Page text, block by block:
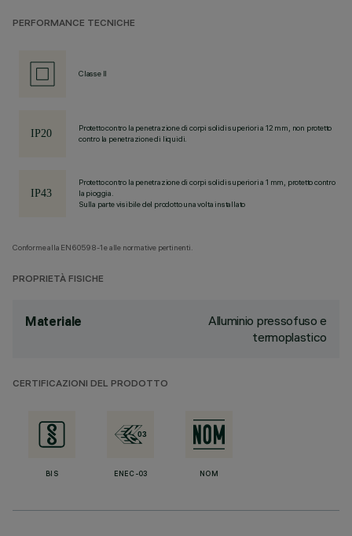
PERFORMANCE TECNICHE
Classe II
Protetto contro la penetrazione di corpi solidi superiori a 12 mm, non protetto
contro la penetrazione di liquidi.
Protetto contro la penetrazione di corpi solidi superiori a 1 mm, protetto contro
la pioggia.
Sulla parte visibile del prodotto una volta installato
Conforme alla EN60598-1 e alle normative pertinenti.
PROPRIETÀ FISICHE
Materiale
Alluminio pressofuso e
termoplastico
CERTIFICAZIONI DEL PRODOTTO
BIS ENEC-03 NOM